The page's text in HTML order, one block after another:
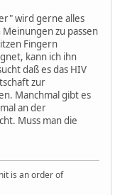
wird gerne alles
zu passen
Fingern
kann ich ihn
daß es das HIV
zur
Manchmal gibt es
an der
Muss man die
is an order of